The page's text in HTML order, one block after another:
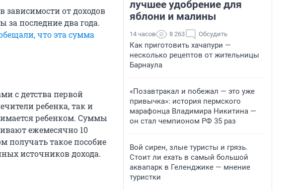
зависимости от доходов
за последние два года.
что эта сумма
с детства первой
ребенка, так и
ребенком. Суммы
ежемесячно 10
получать такое пособие
источников дохода.
лучшее удобрение для
яблони и малины
14 часов 8 263 Обсудить
Как приготовить хачапури —
несколько рецептов от жительницы
Барнаула
«Позавтракал и побежал — это уже
привычка»: история пермского
марафонца Владимира Никитина —
он стал чемпионом РФ 35 раз
Вой сирен, злые туристы и грязь.
Стоит ли ехать в самый большой
аквапарк в Геленджике — мнение
туристки